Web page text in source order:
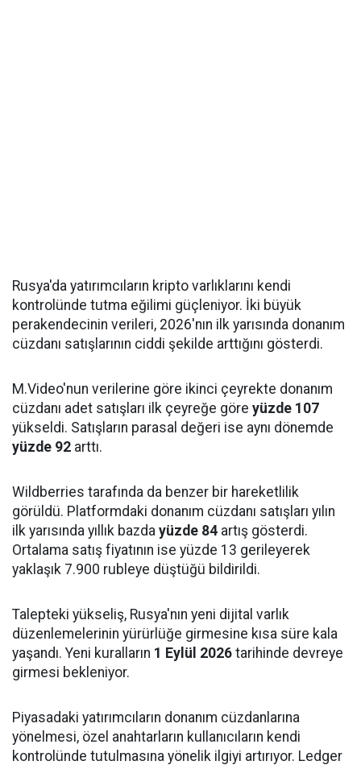
Rusya'da yatırımcıların kripto varlıklarını kendi
kontrolünde tutma eğilimi güçleniyor. İki büyük
perakendecinin verileri, 2026'nın ilk yarısında donanım
cüzdanı satışlarının ciddi şekilde arttığını gösterdi.
M.Video'nun verilerine göre ikinci çeyrekte donanım
cüzdanı adet satışları ilk çeyreğe göre yüzde 107
yükseldi. Satışların parasal değeri ise aynı dönemde
yüzde 92 arttı.
Wildberries tarafında da benzer bir hareketlilik
görüldü. Platformdaki donanım cüzdanı satışları yılın
ilk yarısında yıllık bazda yüzde 84 artış gösterdi.
Ortalama satış fiyatının ise yüzde 13 gerileyerek
yaklaşık 7.900 rubleye düştüğü bildirildi.
Talepteki yükseliş, Rusya'nın yeni dijital varlık
düzenlemelerinin yürürlüğe girmesine kısa süre kala
yaşandı. Yeni kuralların 1 Eylül 2026 tarihinde devreye
girmesi bekleniyor.
Piyasadaki yatırımcıların donanım cüzdanlarına
yönelmesi, özel anahtarların kullanıcıların kendi
kontrolünde tutulmasına yönelik ilgiyi artırıyor. Ledger